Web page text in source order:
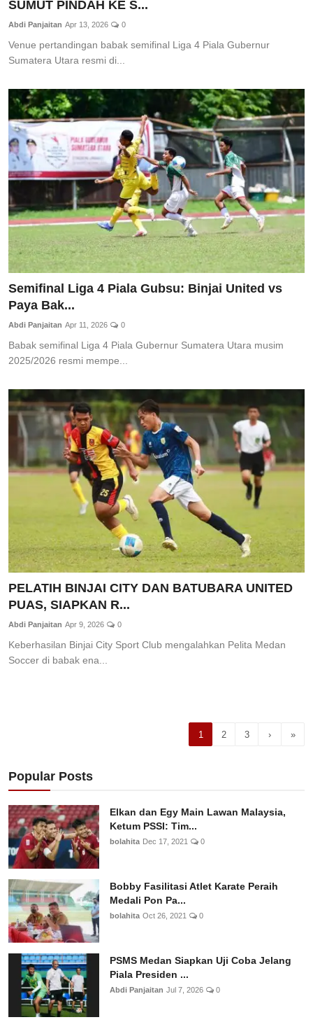
SUMUT PINDAH KE S...
Abdi Panjaitan Apr 13, 2026 0
Venue pertandingan babak semifinal Liga 4 Piala Gubernur
Sumatera Utara resmi di...
Semifinal Liga 4 Piala Gubsu: Binjai United vs
Paya Bak...
Abdi Panjaitan Apr 11, 2026 0
Babak semifinal Liga 4 Piala Gubernur Sumatera Utara musim
2025/2026 resmi mempe...
PELATIH BINJAI CITY DAN BATUBARA UNITED
PUAS, SIAPKAN R...
Abdi Panjaitan Apr 9, 2026 0
Keberhasilan Binjai City Sport Club mengalahkan Pelita Medan
Soccer di babak ena...
1 2 3 › »
Popular Posts
Elkan dan Egy Main Lawan Malaysia,
Ketum PSSI: Tim...
bolahita Dec 17, 2021 0
Bobby Fasilitasi Atlet Karate Peraih
Medali Pon Pa...
bolahita Oct 26, 2021 0
PSMS Medan Siapkan Uji Coba Jelang
Piala Presiden ...
Abdi Panjaitan Jul 7, 2026 0